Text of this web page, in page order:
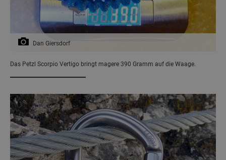
Dan Giersdorf
Das Petzl Scorpio Vertigo bringt magere 390 Gramm auf die Waage.